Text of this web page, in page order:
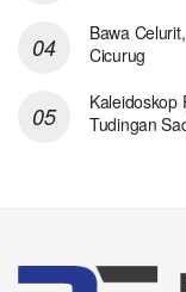
Bawa
Cicurug
Kaleidoskop
Tudingan